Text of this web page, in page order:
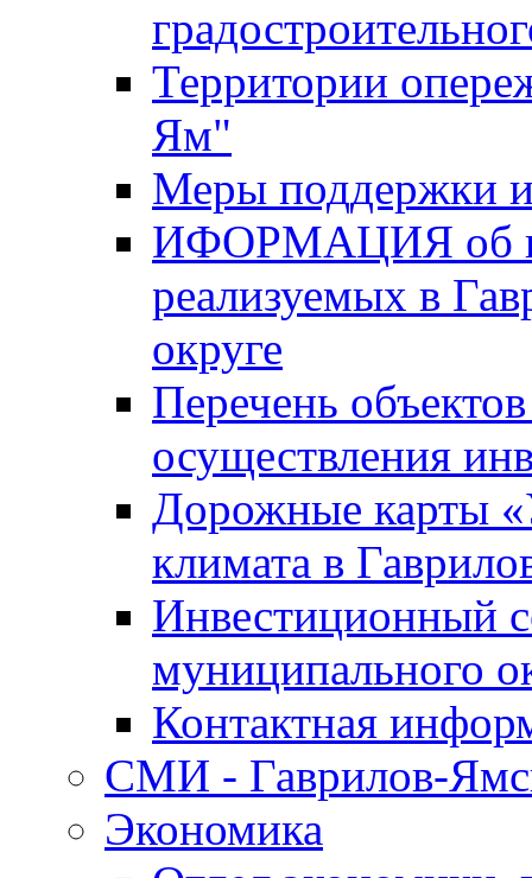
Территории
Ям"
Меры поддержки
ИФОРМАЦИЯ об
реализуемых в
округе
Перечень
осуществления
Дорожные карты
климата в
Инвестиционный
муниципального
Контактная
СМИ - Гаврилов-
Экономика